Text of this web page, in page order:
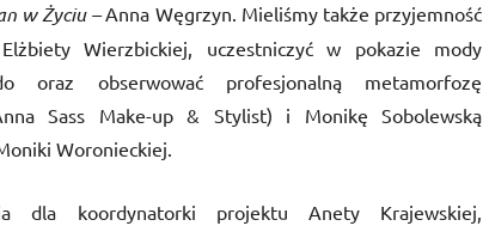
w Życiu –Anna Węgrzyn. Mieliśmy także przyjemność
Wierzbickiej, uczestniczyć w pokazie mody
oraz obserwować profesjonalną metamorfozę
Sass Make-up & Stylist) i Monikę Sobolewską
Woronieckiej.
dla koordynatorki projektu Anety Krajewskiej,